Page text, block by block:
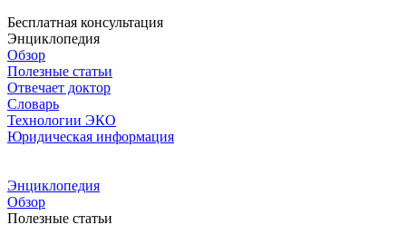
Бесплатная консультация
Энциклопедия
Обзор
Полезные статьи
Отвечает доктор
Словарь
Технологии ЭКО
Юридическая информация
Энциклопедия
Обзор
Полезные статьи